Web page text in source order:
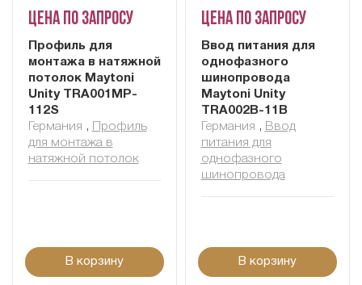
Цена по запросу
Профиль для
монтажа в натяжной
потолок Maytoni
Unity TRA001MP-
112S
Германия ,
Профиль
для монтажа в
натяжной потолок
В корзину
Цена по запросу
Ввод питания для
однофазного
шинопровода
Maytoni Unity
TRA002B-11B
Германия , Ввод
питания для
однофазного
шинопровода
В корзину